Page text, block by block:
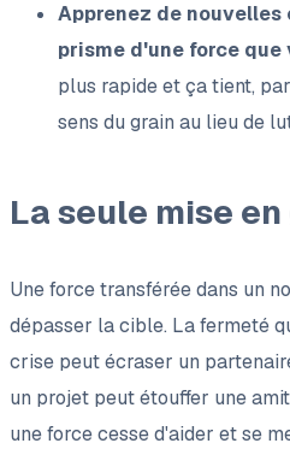
Apprenez de
prisme d'une force que
plus rapide et ça tient,
sens du grain au lieu de
La seule mise
Une force transférée dans un
dépasser la cible. La fermeté
crise peut écraser un
un projet peut étouffer une
une force cesse d'aider et se